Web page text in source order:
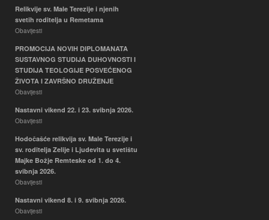
Relikvije sv. Male Terezije i njenih
svetih roditelja u Remetama
Obavijesti
PROMOCIJA NOVIH DIPLOMANATA
SUSTAVNOG STUDIJA DUHOVNOSTI I
STUDIJA TEOLOGIJE POSVEĆENOG
ŽIVOTA I ZAVRŠNO DRUŽENJE
Obavijesti
Nastavni vikend 22. i 23. svibnja 2026.
Obavijesti
Hodočašće relikvija sv. Male Terezije i
sv. roditelja Zelije i Ljudevita u svetištu
Majke Božje Remteske od 1. do 4.
svibnja 2026.
Obavijesti
Nastavni vikend 8. i 9. svibnja 2026.
Obavijesti